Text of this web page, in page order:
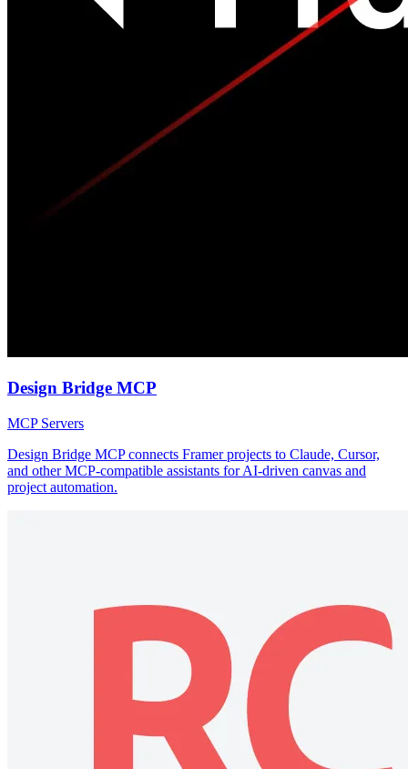
Design Bridge MCP
MCP Servers
Design Bridge MCP connects Framer projects to Claude, Cursor,
and other MCP-compatible assistants for AI-driven canvas and
project automation.